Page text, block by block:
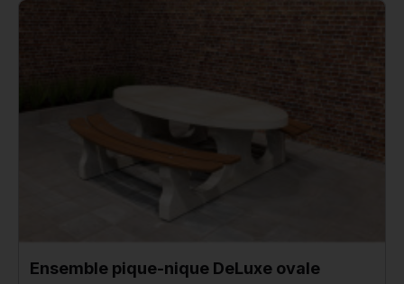
Ensemble pique-nique DeLuxe ovale